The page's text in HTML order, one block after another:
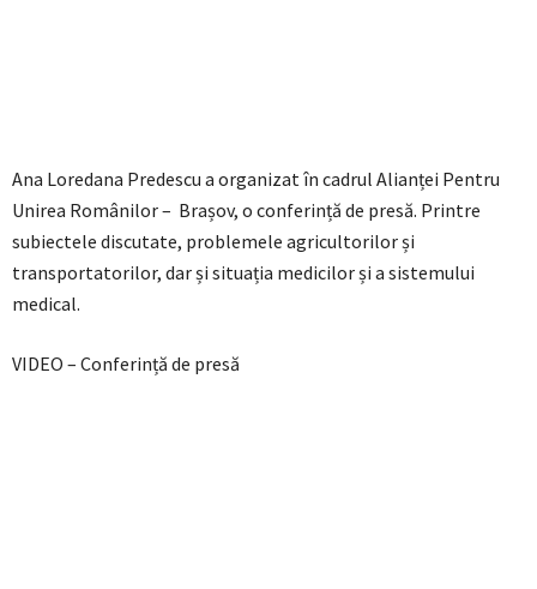
Ana Loredana Predescu a organizat în cadrul Alianței Pentru
Unirea Românilor – Brașov, o conferință de presă. Printre
subiectele discutate, problemele agricultorilor și
transportatorilor, dar și situația medicilor și a sistemului
medical.
VIDEO – Conferință de presă